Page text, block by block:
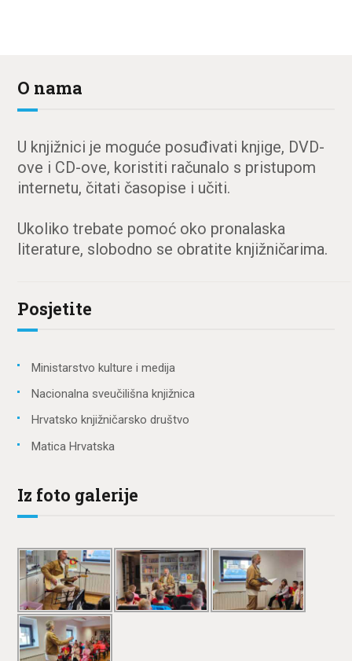
O nama
U knjižnici je moguće posuđivati knjige, DVD-
ove i CD-ove, koristiti računalo s pristupom
internetu, čitati časopise i učiti.
Ukoliko trebate pomoć oko pronalaska
literature, slobodno se obratite knjižničarima.
Posjetite
Ministarstvo kulture i medija
Nacionalna sveučilišna knjižnica
Hrvatsko knjižničarsko društvo
Matica Hrvatska
Iz foto galerije